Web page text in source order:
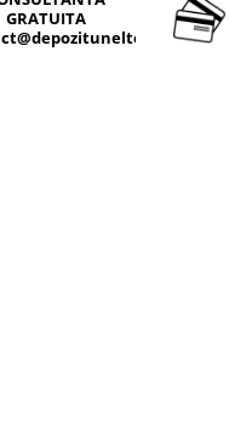
GRATUITA